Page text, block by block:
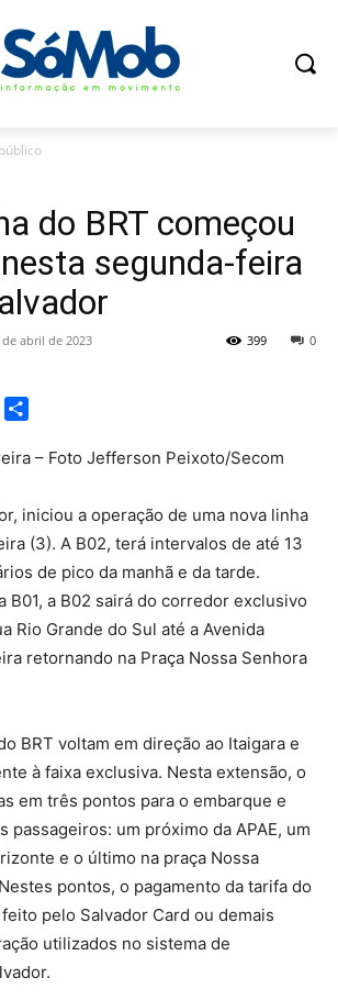
do BRT começou
segunda-feira
de abril de 2023 0
399
Copy
– Foto Jefferson Peixoto/Secom
iniciou a operação de uma nova linha
(3). A B02, terá intervalos de até 13
de pico da manhã e da tarde.
B01, a B02 sairá do corredor exclusivo
Rio Grande do Sul até a Avenida
retornando na Praça Nossa Senhora
BRT voltam em direção ao Itaigara e
à faixa exclusiva. Nesta extensão, o
em três pontos para o embarque e
passageiros: um próximo da APAE, um
e o último na praça Nossa
pontos, o pagamento da tarifa do
pelo Salvador Card ou demais
utilizados no sistema de